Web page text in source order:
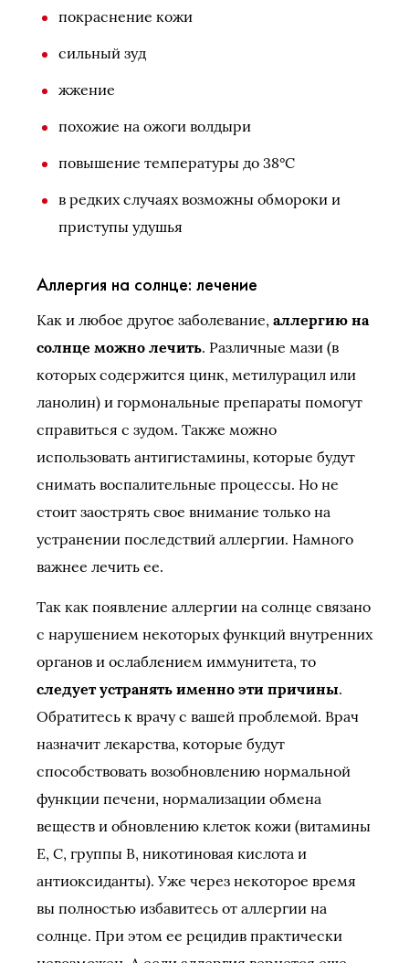
покраснение кожи
сильный зуд
жжение
похожие на ожоги волдыри
повышение температуры до 38°С
в редких случаях возможны обмороки и
приступы удушья
Аллергия на солнце: лечение
Как и любое другое заболевание, аллергию на
солнце можно лечить. Различные мази (в
которых содержится цинк, метилурацил или
ланолин) и гормональные препараты помогут
справиться с зудом. Также можно
использовать антигистамины, которые будут
снимать воспалительные процессы. Но не
стоит заострять свое внимание только на
устранении последствий аллергии. Намного
важнее лечить ее.
Так как появление аллергии на солнце связано
с нарушением некоторых функций внутренних
органов и ослаблением иммунитета, то
следует устранять именно эти причины.
Обратитесь к врачу с вашей проблемой. Врач
назначит лекарства, которые будут
способствовать возобновлению нормальной
функции печени, нормализации обмена
веществ и обновлению клеток кожи (витамины
Е, С, группы В, никотиновая кислота и
антиоксиданты). Уже через некоторое время
вы полностью избавитесь от аллергии на
солнце. При этом ее рецидив практически